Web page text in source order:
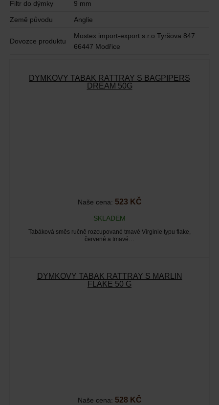
Filtr do dýmky 9 mm
Země původu Anglie
Dovozce produktu
Mostex import-export s.r.o Tyršova 847
66447 Modřice
DÝMKOVÝ TABÁK RATTRAY S BAGPIPERS
DREAM 50G
Naše cena: 523 KČ
SKLADEM
Tabáková směs ručně rozcupované tmavé Virginie typu flake,
červené a tmavé…
DÝMKOVÝ TABÁK RATTRAY S MARLIN
FLAKE 50 G
Naše cena: 528 KČ